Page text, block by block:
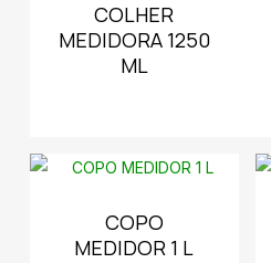
COLHER
MEDIDORA 1250
ML
COPO
MEDIDOR 1 L